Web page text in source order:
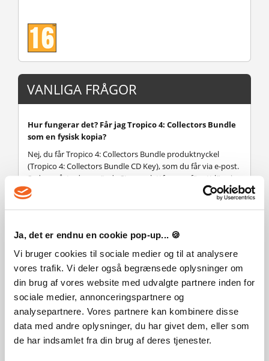
Ja, det er endnu en cookie pop-up... 🍪
Vi bruger cookies til sociale medier og til at analysere
vores trafik. Vi deler også begrænsede oplysninger om
din brug af vores website med udvalgte partnere inden for
sociale medier, annonceringspartnere og
analysepartnere. Vores partnere kan kombinere disse
data med andre oplysninger, du har givet dem, eller som
de har indsamlet fra din brug af deres tjenester.
VANLIGA FRÅGOR
Hur fungerar det? Får jag Tropico 4: Collectors Bundle
som en fysisk kopia?
Nej, du får Tropico 4: Collectors Bundle produktnyckel
(Tropico 4: Collectors Bundle CD Key), som du får via e-post.
Sedan måste du använda Steam-plattformen för att lösa in
dina Tropico 4: Collectors Bundle produktnyckel (Tropico 4:
Collectors Bundle CD Key), och du är redo att ladda ner,
ditt köp. Det är hur enkelt som helst!
Tokig i det? Lägg detta spel till din önskelista
Sprog
Action/AdventureSpansk Tysk Engelsk